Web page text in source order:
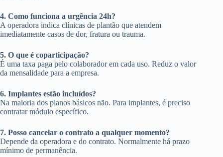
4. Como funciona a urgência 24h?
A operadora indica clínicas de plantão que atendem
imediatamente casos de dor, fratura ou trauma.
5. O que é coparticipação?
É uma taxa paga pelo colaborador em cada uso. Reduz o valor
da mensalidade para a empresa.
6. Implantes estão incluídos?
Na maioria dos planos básicos não. Para implantes, é preciso
contratar módulo específico.
7. Posso cancelar o contrato a qualquer momento?
Depende da operadora e do contrato. Normalmente há prazo
mínimo de permanência.